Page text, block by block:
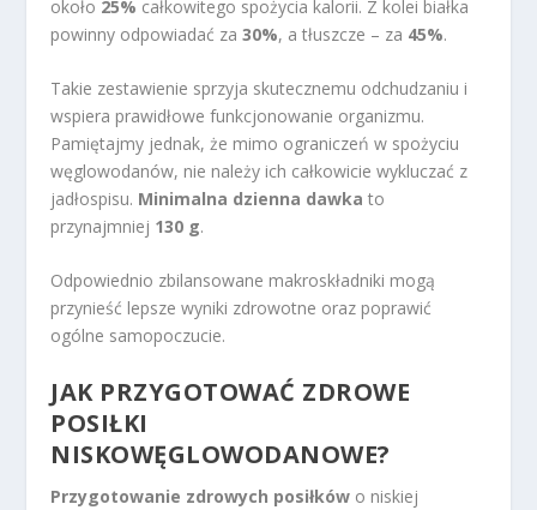
około 25% całkowitego spożycia kalorii. Z kolei białka
powinny odpowiadać za30%, a tłuszcze – za 45%.
Takie zestawienie sprzyja skutecznemu odchudzaniu i
wspiera prawidłowe funkcjonowanie organizmu.
Pamiętajmy jednak, że mimo ograniczeń w spożyciu
węglowodanów, nie należy ich całkowicie wykluczać z
jadłospisu. Minimalna dzienna dawka to
przynajmniej 130 g.
Odpowiednio zbilansowane makroskładniki mogą
przynieść lepsze wyniki zdrowotne oraz poprawić
ogólne samopoczucie.
JAK PRZYGOTOWAĆ ZDROWE
POSIŁKI
NISKOWĘGLOWODANOWE?
Przygotowanie zdrowych posiłków o niskiej